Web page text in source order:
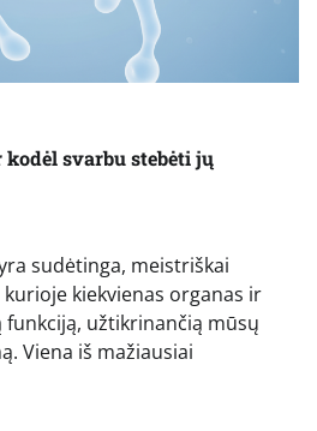
svarbu stebėti jų
sudėtinga, meistriškai
kiekvienas organas ir
užtikrinančią mūsų
Viena iš mažiausiai